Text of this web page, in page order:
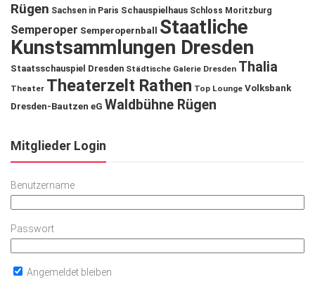
Rügen Sachsen in Paris Schauspielhaus Schloss Moritzburg
Semperoper Semperopernball
Staatliche
Kunstsammlungen Dresden
Staatsschauspiel Dresden Städtische Galerie Dresden Thalia
Theater Theaterzelt Rathen Top Lounge Volksbank
Dresden-Bautzen eG Waldbühne Rügen
Mitglieder Login
Benutzername
Passwort
Angemeldet bleiben